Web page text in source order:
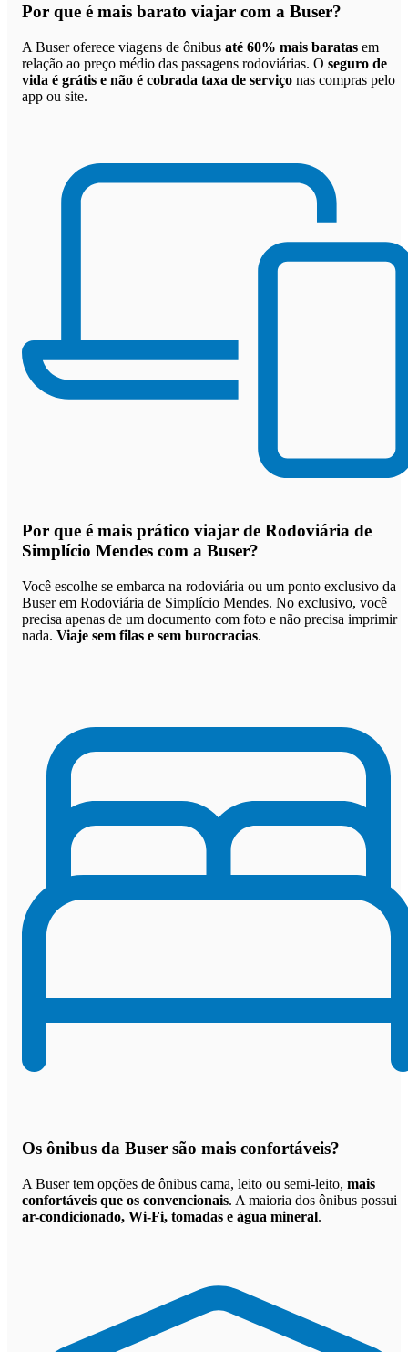
Por que é mais barato viajar com a Buser?
A Buser oferece viagens de ônibus até 60% mais baratas em
relação ao preço médio das passagens rodoviárias. O seguro de
vida é grátis e não é cobrada taxa de serviço nas compras pelo
app ou site.
Por que é mais prático viajar de Rodoviária de
Simplício Mendes com a Buser?
Você escolhe se embarca na rodoviária ou um ponto exclusivo da
Buser em Rodoviária de Simplício Mendes. No exclusivo, você
precisa apenas de um documento com foto e não precisa imprimir
nada. Viaje sem filas e sem burocracias.
Os ônibus da Buser são mais confortáveis?
A Buser tem opções de ônibus cama, leito ou semi-leito, mais
confortáveis que os convencionais. A maioria dos ônibus possui
ar-condicionado, Wi-Fi, tomadas e água mineral.